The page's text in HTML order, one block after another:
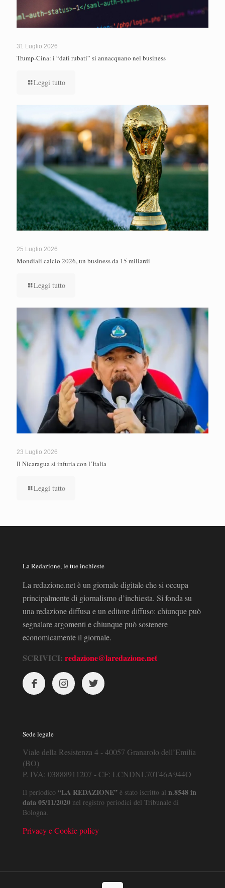
31 Luglio 2026
Trump-Cina: i “dati rubati” si annacquano nel business
Leggi tutto
25 Luglio 2026
Mondiali calcio 2026, un business da 15 miliardi
Leggi tutto
23 Luglio 2026
Il Nicaragua si infuria con l’Italia
Leggi tutto
La Redazione, le tue inchieste
La redazione.net è un giornale digitale che si occupa
principalmente di giornalismo d’inchiesta. Si fonda su
una redazione diffusa e un editore diffuso: chiunque può
segnalare argomenti e chiunque può sostenere
economicamente il giornale.
SCRIVICI: redazione@laredazione.net
Sede legale
Viale della Resistenza 4 - 40057 Granarolo dell’Emilia
(BO)
P. IVA: 03888911207 - CF: LCNDNL70T46A944O
Il periodico “LA REDAZIONE” è stato iscritto al n.8548 in
data 05/11/2020 nel registro periodici del Tribunale di
Bologna.
Privacy e Cookie policy